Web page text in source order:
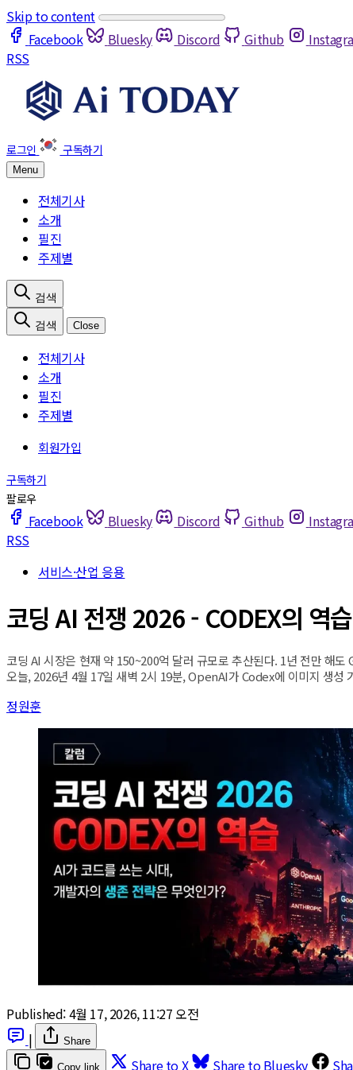
Skip to content
Facebook
Bluesky Discord Github
RSS
Menu
전체기사
소개
필진
주제별
Close
전체기사
소개
필진
주제별
Facebook Bluesky Discord Github
RSS
서비스·산업 응용
코딩 AI 전쟁 2026 - CODEX의 역습
코딩 AI 시장은 현재 약 150~200억 달러 규모로 추산된다. 1년 전만 해
오늘, 2026년 4월 17일 새벽 2시 19분, OpenAI가 Codex에 이미지 생
정원훈
Published:4월 17, 2026, 11:27 오전
|
Share
Copy link Share to X Share to Bluesky